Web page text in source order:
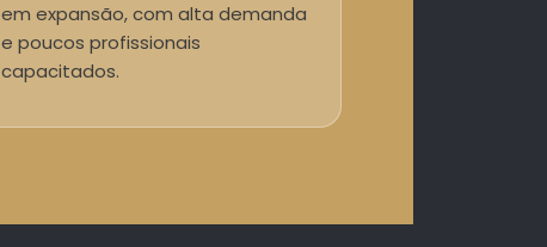
em expansão, com alta demanda
e poucos profissionais
capacitados.